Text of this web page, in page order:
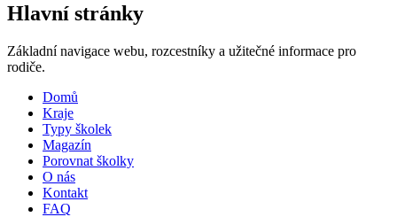
Hlavní stránky
Základní navigace webu, rozcestníky a užitečné informace pro
rodiče.
Domů
Kraje
Typy školek
Magazín
Porovnat školky
O nás
Kontakt
FAQ